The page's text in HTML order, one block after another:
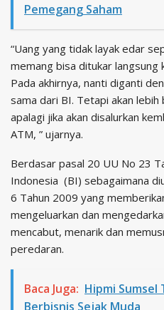
Pemegang Saham
“Uang yang tidak layak edar
memang bisa ditukar
Pada akhirnya, nanti diganti
sama dari BI. Tetapi akan
apalagi jika akan disalurkan
ATM, ” ujarnya.
Berdasar pasal 20 UU No 23
Indonesia (BI) sebagaimana
6 Tahun 2009 yang
mengeluarkan dan
mencabut, menarik dan
peredaran.
Baca Juga: Hipmi Sumsel
Berbisnis Sejak Muda